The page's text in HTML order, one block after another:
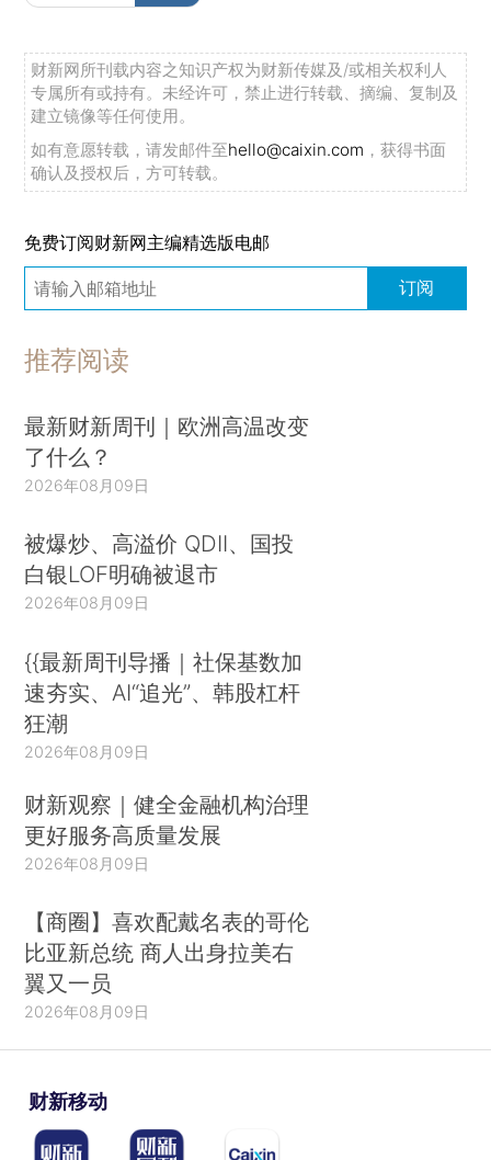
财新网所刊载内容之知识产权为财新传媒及/或相关权利人
专属所有或持有。未经许可，禁止进行转载、摘编、复制及
建立镜像等任何使用。
如有意愿转载，请发邮件至hello@caixin.com ，获得书面
确认及授权后，方可转载。
免费订阅财新网主编精选版电邮
订阅
推荐阅读
最新财新周刊｜欧洲高温改变
了什么？
2026年08月09日
被爆炒、高溢价 QDII、国投
白银LOF明确被退市
2026年08月09日
{{最新周刊导播｜社保基数加
速夯实、AI“追光”、韩股杠杆
狂潮
2026年08月09日
财新观察｜健全金融机构治理
更好服务高质量发展
2026年08月09日
【商圈】喜欢配戴名表的哥伦
比亚新总统 商人出身拉美右
翼又一员
2026年08月09日
财新移动